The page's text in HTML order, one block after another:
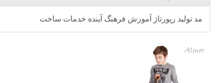
مد تولید رپورتاژ آموزش فرهنگ آینده خدمات ساخت